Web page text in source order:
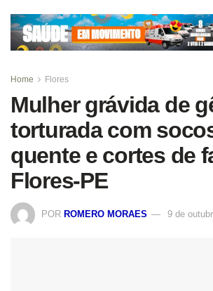
Home Flores
Mulher grávida de
torturada com
quente e cortes de
Flores-PE
POR ROMERO MORAES 9 de